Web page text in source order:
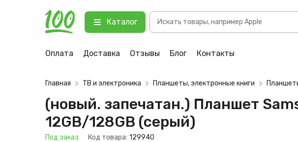
Каталог
Поиск
товаров
Оплата Доставка Отзывы Блог Контакты
(новый. запечатан.) Планшет Samsung Galaxy Tab S11
123 Под заказ
Главная ТВ и электроника Планшеты, электронные книги
(новый. запечатан.) Планшет
12GB/128GB (серый)
Под заказ Код товара: 129940